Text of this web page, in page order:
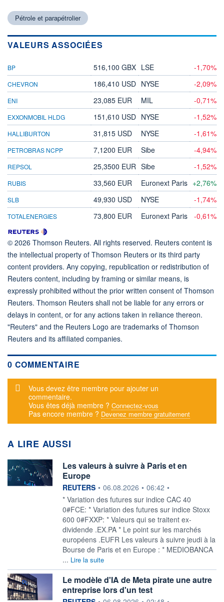
Pétrole et parapétrolier
VALEURS ASSOCIÉES
BP 516,100 GBX LSE -1,70%
CHEVRON 186,410 USD NYSE -2,09%
ENI 23,085 EUR MIL -0,71%
EXXONMOBIL HLDG 151,610 USD NYSE -1,52%
HALLIBURTON 31,815 USD NYSE -1,61%
PETROBRAS NCPP 7,1200 EUR Sibe -4,94%
REPSOL 25,3500 EUR Sibe -1,52%
RUBIS 33,560 EUR Euronext Paris +2,76%
SLB 49,930 USD NYSE -1,74%
TOTALENERGIES 73,800 EUR Euronext Paris -0,61%
© 2026 Thomson Reuters. All rights reserved. Reuters content is
the intellectual property of Thomson Reuters or its third party
content providers. Any copying, republication or redistribution of
Reuters content, including by framing or similar means, is
expressly prohibited without the prior written consent of Thomson
Reuters. Thomson Reuters shall not be liable for any errors or
delays in content, or for any actions taken in reliance thereon.
"Reuters" and the Reuters Logo are trademarks of Thomson
Reuters and its affiliated companies.
0 COMMENTAIRE
Message d'alerte
Vous devez être membre pour ajouter un
commentaire.
Vous êtes déjà membre ? Connectez-vous
Pas encore membre ? Devenez membre gratuitement
A LIRE AUSSI
Les valeurs à suivre à Paris et en
Europe
information fournie par
REUTERS • 06.08.2026 • 06:42 •
* Variation des futures sur indice CAC 40
0#FCE: * Variation des futures sur indice Stoxx
600 0#FXXP: * Valeurs qui se traitent ex-
dividende .EX.PA * Le point sur les marchés
européens .EUFR Les valeurs à suivre jeudi à la
Bourse de Paris et en Europe : * MEDIOBANCA
... Lire la suite
Le modèle d'IA de Meta pirate une autre
entreprise lors d'un test